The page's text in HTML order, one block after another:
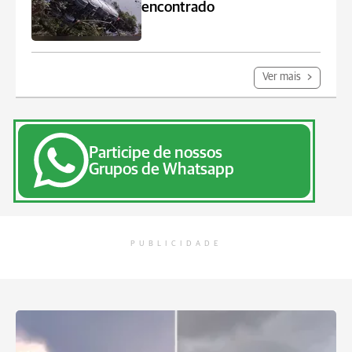
encontrado
Ver mais
Participe de nossos
Grupos de Whatsapp
PUBLICIDADE